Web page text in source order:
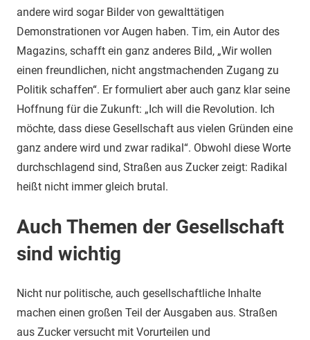
andere wird sogar Bilder von gewalttätigen
Demonstrationen vor Augen haben. Tim, ein Autor des
Magazins, schafft ein ganz anderes Bild, „Wir wollen
einen freundlichen, nicht angstmachenden Zugang zu
Politik schaffen“. Er formuliert aber auch ganz klar seine
Hoffnung für die Zukunft: „Ich will die Revolution. Ich
möchte, dass diese Gesellschaft aus vielen Gründen eine
ganz andere wird und zwar radikal“. Obwohl diese Worte
durchschlagend sind, Straßen aus Zucker zeigt: Radikal
heißt nicht immer gleich brutal.
Auch Themen der Gesellschaft
sind wichtig
Nicht nur politische, auch gesellschaftliche Inhalte
machen einen großen Teil der Ausgaben aus. Straßen
aus Zucker versucht mit Vorurteilen und